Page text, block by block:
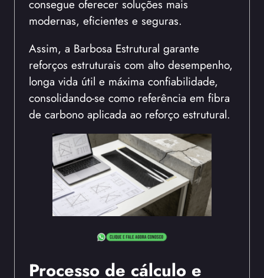
consegue oferecer soluções mais
modernas, eficientes e seguras.
Assim, a Barbosa Estrutural garante
reforços estruturais com alto desempenho,
longa vida útil e máxima confiabilidade,
consolidando-se como referência em fibra
de carbono aplicada ao reforço estrutural.
Processo de cálculo e